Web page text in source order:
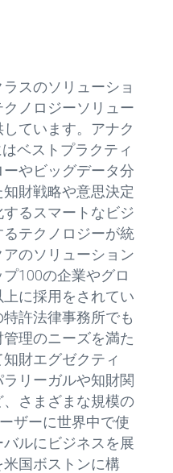
スのソリューショ
ノロジーソリュー
ています。アナク
ベストプラクティ
やビッグデータ分
財戦略や意思決定
るスマートなビジ
テクノロジーが統
のソリューション
100の企業やグロ
に採用をされてい
許法律事務所でも
理のニーズを満た
財エグゼクティ
リーガルや知財関
さまざまな規模の
ザーに世界中で使
ルにビジネスを展
国ボストンに構